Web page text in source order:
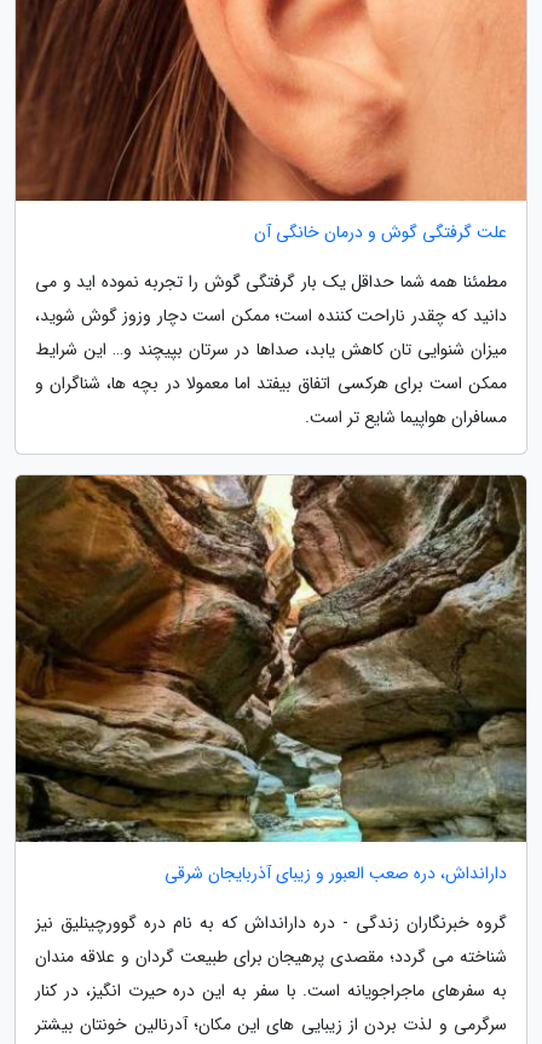
علت گرفتگی گوش و درمان خانگی آن
مطمئنا همه شما حداقل یک بار گرفتگی گوش را تجربه نموده اید و می
دانید که چقدر ناراحت کننده است؛ ممکن است دچار وزوز گوش شوید،
میزان شنوایی تان کاهش یابد، صداها در سرتان بپیچند و… این شرایط
ممکن است برای هرکسی اتفاق بیفتد اما معمولا در بچه ها، شناگران و
مسافران هواپیما شایع تر است.
دارانداش، دره صعب العبور و زیبای آذربایجان شرقی
گروه خبرنگاران زندگی - دره دارانداش که به نام دره گوورچینلیق نیز
شناخته می گردد؛ مقصدی پرهیجان برای طبیعت گردان و علاقه مندان
به سفرهای ماجراجویانه است. با سفر به این دره حیرت انگیز، در کنار
سرگرمی و لذت بردن از زیبایی های این مکان؛ آدرنالین خونتان بیشتر